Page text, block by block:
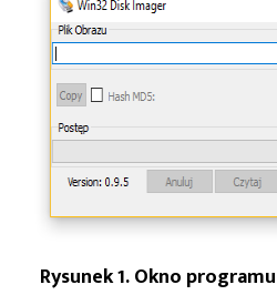
Rysunek 1. Okno